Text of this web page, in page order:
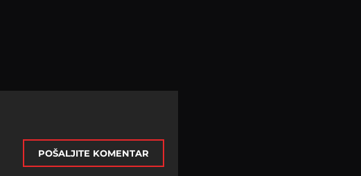
POŠALJITE KOMENTAR